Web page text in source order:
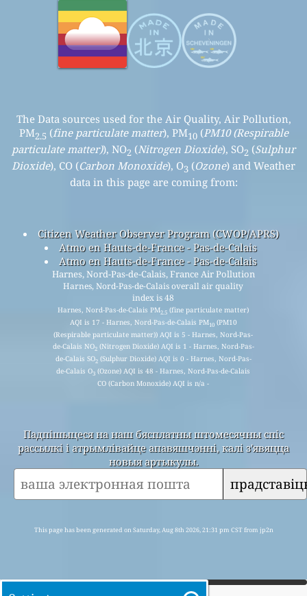
The Data sources used for the Air Quality, Air Pollution,
PM2.5 (fine particulate matter), PM10(PM10 (Respirable
particulate matter)), NO2 (Nitrogen Dioxide), SO2 (Sulphur
Dioxide), CO (Carbon Monoxide), O3 (Ozone) and Weather
data in this page are coming from:
Citizen Weather Observer Program (CWOP/APRS)
Atmo en Hauts-de-France - Pas-de-Calais
Atmo en Hauts-de-France - Pas-de-Calais
Harnes, Nord-Pas-de-Calais, France Air Pollution
Harnes, Nord-Pas-de-Calais overall air quality
index is 48
Harnes, Nord-Pas-de-Calais PM2.5 (fine particulate matter)
AQI is 17 - Harnes, Nord-Pas-de-Calais PM10(PM10
(Respirable particulate matter)) AQI is 5 - Harnes, Nord-Pas-
de-Calais NO2(Nitrogen Dioxide) AQI is 1 - Harnes, Nord-Pas-
de-Calais SO2(Sulphur Dioxide) AQI is 0 - Harnes, Nord-Pas-
de-Calais O3 (Ozone) AQI is 48 - Harnes, Nord-Pas-de-Calais
CO (Carbon Monoxide) AQI is n/a -
Падпішыцеся на наш бясплатны штомесячны спіс
рассылкі і атрымлівайце апавяшчэнні, калі з'явяцца
новыя артыкулы.
This page has been generated on Saturday, Aug 8th 2026, 21:31 pm CST from jp2n